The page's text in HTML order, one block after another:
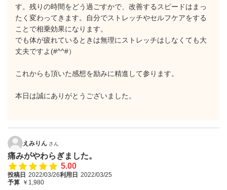
す。残りの時間をどう過ごすかで、改善するスピードはまっ
たく変わってきます。自分でストレッチやセルフケアをする
ことで相乗効果になります。
でも体が疲れているときは無理にストレッチはしなくても大
丈夫ですよ(#^^#）
これからも頂いた感想を励みに精進して参ります。
本日は誠にありがとうございました。
えみりん さん
痛みがやわらぎました。
5.00
投稿日 2022/03/26利用日 2022/03/25
予算 ￥1,980